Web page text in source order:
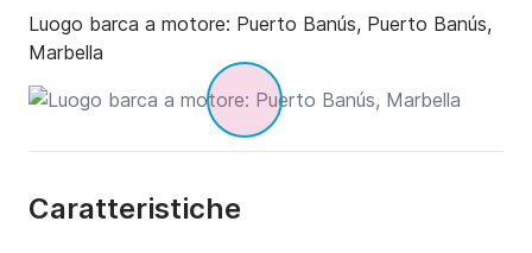
Luogo barca a motore: Puerto Banús, Puerto Banús,
Marbella
Caratteristiche